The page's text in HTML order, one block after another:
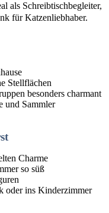
als Schreibtischbegleiter,
für Katzenliebhaber.
Stellflächen
besonders charmant
und Sammler
Charme
so süß
oder ins Kinderzimmer